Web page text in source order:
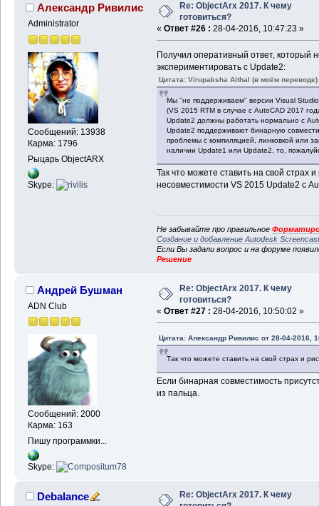
Александр Ривилис
Administrator
Сообщений: 13938
Карма: 1796
Рыцарь ObjectARX
Skype:
Re: ObjectArx 2017. К чему
готовиться?
« Ответ #26 : 28-04-2016, 10:47:23 »
Получил оперативный ответ, который
экспериментировать с Update2:
Цитата: Virupaksha Aithal (в моём переводе)
Мы "не поддерживаем" версии Visual
(VS 2015 RTM в случае с AutoCAD 2017
Update2 должны работать нормально с
Update2 поддерживают бинарную
проблемы с компиляцией, линковкой или
наличии Update1 или Update2, то,
Так что можете ставить на свой
несовместимости VS 2015 Update2 с
Не забывайте про правильное
Создание и добавление Autodesk
Если Вы задали вопрос и на форуме
Решение
Андрей Бушман
ADN Club
Сообщений: 2000
Карма: 163
Пишу программки...
Skype:
Re: ObjectArx 2017. К чему
готовиться?
« Ответ #27 : 28-04-2016, 10:50:02 »
Цитата: Александр Ривилис от 28-04-2016,
Так что можете ставить на свой страх и
Если бинарная совместимость
из пальца.
Debalance
Re: ObjectArx 2017. К чему